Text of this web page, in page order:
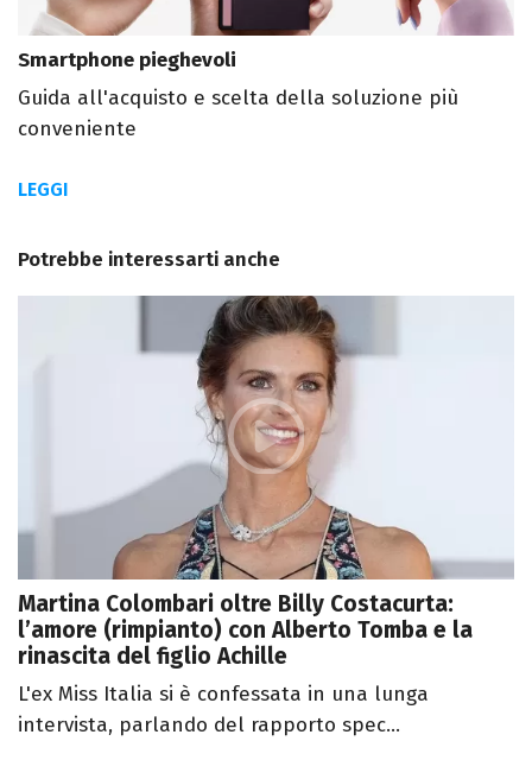
Smartphone pieghevoli
Guida all'acquisto e scelta della soluzione più
conveniente
LEGGI
Potrebbe interessarti anche
Martina Colombari oltre Billy Costacurta:
l’amore (rimpianto) con Alberto Tomba e la
rinascita del figlio Achille
L'ex Miss Italia si è confessata in una lunga
intervista, parlando del rapporto spec...